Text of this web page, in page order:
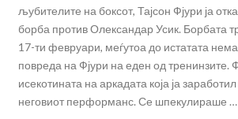
љубителите на боксот, Тајсон Фјури ја
борба против Олександар Усик. Борбата
17-ти февруари, меѓутоа до истатата
повреда на Фјури на еден од тренинзите.
исекотината на аркадата која ја
неговиот перформанс. Се шпекулираше …